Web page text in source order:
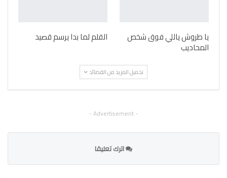
يا طروش ياللي فوق شخص
المحاديب
القلم لما بدا يرسم قصيد
تحميل المزيد من القصائد
- Advertisement -
اترك تعليقا